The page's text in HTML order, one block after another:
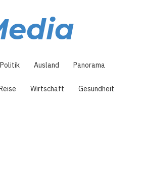
Politik Ausland Panorama
Wirtschaft Gesundheit